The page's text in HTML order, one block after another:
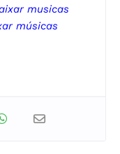
musicas
músicas